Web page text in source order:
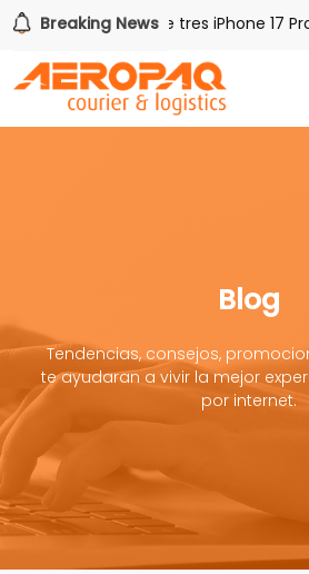
Breaking News
Gana uno de tres iPhone 17 Pro
Blog
Tendencias, consejos,
te ayudaran a vivir la mejor
por internet.